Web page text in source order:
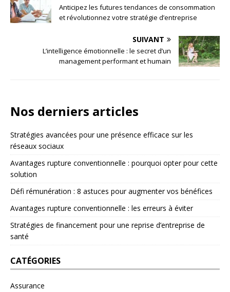
Anticipez les futures tendances de consommation
et révolutionnez votre stratégie d’entreprise
SUIVANT
L’intelligence émotionnelle : le secret d’un
management performant et humain
Nos derniers articles
Stratégies avancées pour une présence efficace sur les
réseaux sociaux
Avantages rupture conventionnelle : pourquoi opter pour cette
solution
Défi rémunération : 8 astuces pour augmenter vos bénéfices
Avantages rupture conventionnelle : les erreurs à éviter
Stratégies de financement pour une reprise d’entreprise de
santé
CATÉGORIES
Assurance